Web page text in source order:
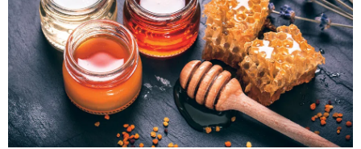
მისგან ეს ტოქსიკური ურთიერთობა დავასრულე ეხლა
ისებ ასე ვარ თავბრუხვევებით და როგორ მოვიქცეე
არვიცი ბოდიში ცოყა არულად მიწერია